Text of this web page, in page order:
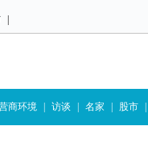
商环境 访谈 名家 股市